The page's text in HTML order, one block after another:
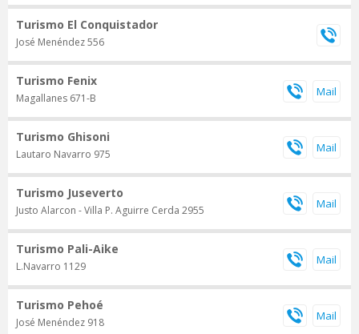
Turismo El Conquistador
José Menéndez 556
Turismo Fenix
Magallanes 671-B
Turismo Ghisoni
Lautaro Navarro 975
Turismo Juseverto
Justo Alarcon - Villa P. Aguirre Cerda 2955
Turismo Pali-Aike
L.Navarro 1129
Turismo Pehoé
José Menéndez 918